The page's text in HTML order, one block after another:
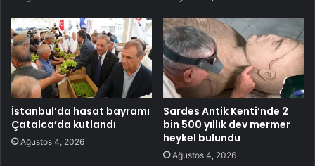
İstanbul’da hasat bayramı
Çatalca’da kutlandı
Ağustos 4, 2026
Sardes Antik Kenti’nde 2
bin 500 yıllık dev mermer
heykel bulundu
Ağustos 4, 2026